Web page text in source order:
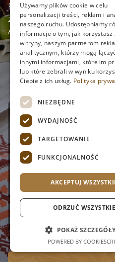
Planujesz wypoczynek
z nami i zarezerwuj
Agroturystyce Na
Agroturystyka
Używamy plików cookie w celu
personalizacji treści, reklam i
naszego ruchu. Udostępniamy
informacje o tym, jak korzystasz
witryny, naszym partnerom
analitycznym, którzy mogą
innymi informacjami, które im
lub które zebrali w wyniku
Ciebie z ich usług. Polityka
NIEZBĘDNE
WYDAJNOŚĆ
TARGETOWANIE
FUNKCJONALNOŚĆ
AKCEPTUJ
ODRZUĆ WSZYSTKIE
POKAŻ
POWERED BY